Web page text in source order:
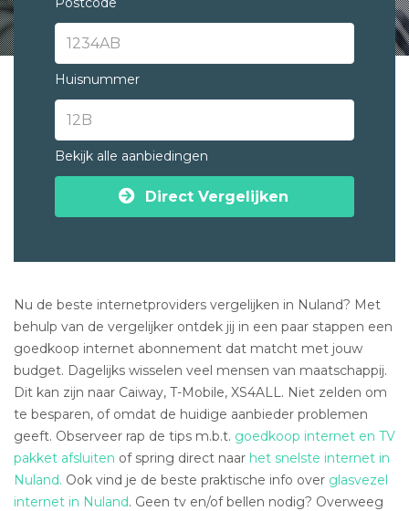
Huisnummer
Bekijk alle aanbiedingen
Direct Vergelijken
Nu de beste internetproviders vergelijken in Nuland? Met
behulp van de vergelijker ontdek jij in een paar stappen een
goedkoop internet abonnement dat matcht met jouw
budget. Dagelijks wisselen veel mensen van maatschappij.
Dit kan zijn naar Caiway, T-Mobile, XS4ALL. Niet zelden om
te besparen, of omdat de huidige aanbieder problemen
geeft. Observeer rap de tips m.b.t. goedkoop internet en TV
pakket afsluiten of spring direct naar het snelste internet in
Nuland. Ook vind je de beste praktische info over glasvezel
internet in Nuland. Geen tv en/of bellen nodig? Overweeg